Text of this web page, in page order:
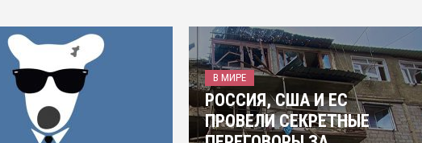
В МИРЕ
РОССИЯ, США И ЕС
ПРОВЕЛИ СЕКРЕТНЫЕ